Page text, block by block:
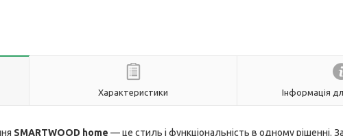
Характеристики Інформація
SMARTWOOD home — це стиль і функціональність в одному рішенні.